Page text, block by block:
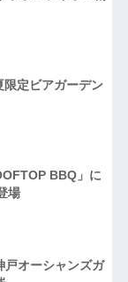
定ビアガーデン
BBQ」に
場
戸オーシャンズガ